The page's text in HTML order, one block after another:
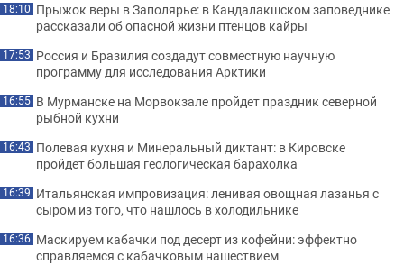
18:10 Прыжок веры в Заполярье: в Кандалакшском заповеднике
рассказали об опасной жизни птенцов кайры
17:53 Россия и Бразилия создадут совместную научную
программу для исследования Арктики
16:55 В Мурманске на Морвокзале пройдет праздник северной
рыбной кухни
16:43 Полевая кухня и Минеральный диктант: в Кировске
пройдет большая геологическая барахолка
16:39 Итальянская импровизация: ленивая овощная лазанья с
сыром из того, что нашлось в холодильнике
16:36 Маскируем кабачки под десерт из кофейни: эффектно
справляемся с кабачковым нашествием